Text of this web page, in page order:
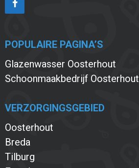
POPULAIRE PAGINA’S
Glazenwasser Oosterhout
Schoonmaakbedrijf Oosterhout
VERZORGINGSGEBIED
Oosterhout
Breda
Tilburg